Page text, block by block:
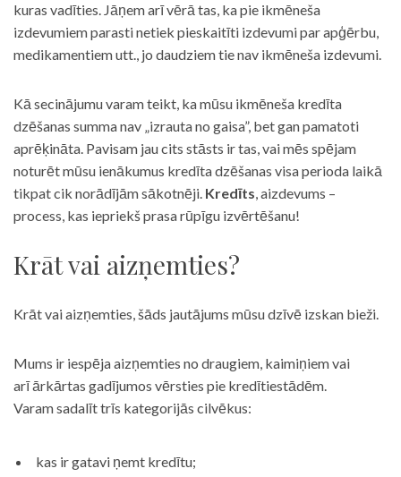
kuras vadīties. Jāņem arī vērā tas, ka pie ikmēneša
izdevumiem parasti netiek pieskaitīti izdevumi par apģērbu,
medikamentiem utt., jo daudziem tie nav ikmēneša izdevumi.
Kā secinājumu varam teikt, ka mūsu ikmēneša kredīta
dzēšanas summa nav „izrauta no gaisa”, bet gan pamatoti
aprēķināta. Pavisam jau cits stāsts ir tas, vai mēs spējam
noturēt mūsu ienākumus kredīta dzēšanas visa perioda laikā
tikpat cik norādījām sākotnēji. Kredīts, aizdevums –
process, kas iepriekš prasa rūpīgu izvērtēšanu!
Krāt vai aizņemties?
Krāt vai aizņemties, šāds jautājums mūsu dzīvē izskan bieži.
Mums ir iespēja aizņemties no draugiem, kaimiņiem vai
arī ārkārtas gadījumos vērsties pie kredītiestādēm.
Varam sadalīt trīs kategorijās cilvēkus:
kas ir gatavi ņemt kredītu;